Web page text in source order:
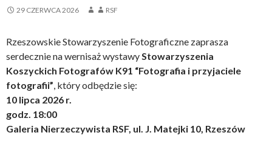
29 CZERWCA 2026 RSF
Rzeszowskie Stowarzyszenie Fotograficzne zaprasza
serdecznie na wernisaż wystawyStowarzyszenia
Koszyckich Fotografów K91 “Fotografia i przyjaciele
fotografii”, który odbędzie się:
10 lipca 2026 r.
godz. 18:00
Galeria Nierzeczywista RSF, ul. J. Matejki 10, Rzeszów